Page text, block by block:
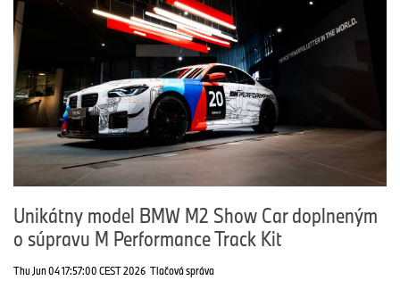
Unikátny model BMW M2 Show Car doplneným
o súpravu M Performance Track Kit
Thu Jun 04 17:57:00 CEST 2026 Tlačová správa